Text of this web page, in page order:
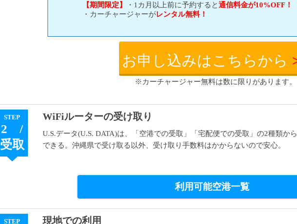
【期間限定】 ・1カ月以上前に予約すると通信料金が10%OFF！
・カーチャージャーがレンタル無料！
お申し込みはこちらから
※カーチャージャー無料は数に限りがあります。
STEP
2 /
受取
WiFiルーターの受け取り
U.S.データ(U.S. DATA)は、「空港での受取」「宅配便での受取」の2種類か
できる。沖縄県で受け取る以外、受け取り手数料はかからないので安心。
利用可能空港一覧
STEP 現地での利用